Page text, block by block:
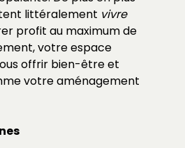
littéralement vivre
profit au maximum de
votre espace
offrir bien-être et
votre aménagement